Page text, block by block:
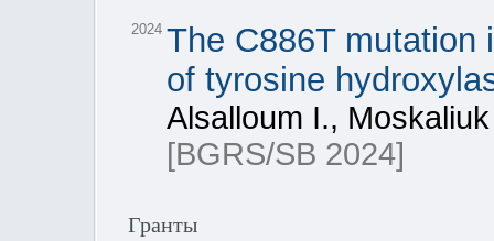
2024 The C886T mutation
of tyrosine
Alsalloum I.,
[BGRS/SB 2024]
Гранты